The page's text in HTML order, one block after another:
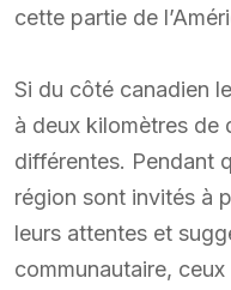
cette partie de
Si du côté canadien
à deux kilomètres de
différentes. Pendant
région sont invités à
leurs attentes et
communautaire,